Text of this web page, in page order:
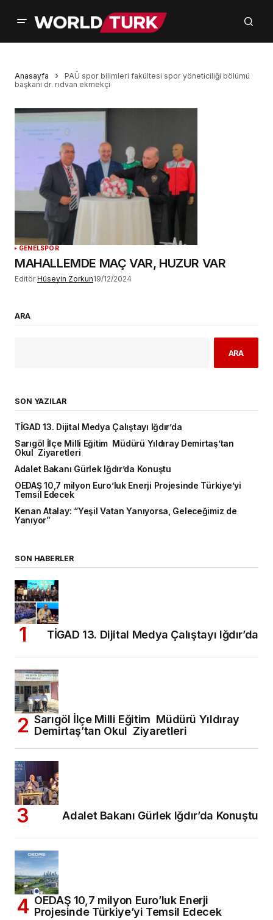
Anasayfa
PAÜ spor bilimleri fakültesi spor yöneticiliği bölümü
başkanı dr. rıdvan ekmekçi
GENELSPOR
MAHALLEMDE MAÇ VAR, HUZUR VAR
Editör Hüseyin Zorkun19/12/2024
ARA
ARA
SON YAZILAR
TİGAD 13. Dijital Medya Çalıştayı Iğdır’da
Sarıgöl İlçe Milli Eğitim Müdürü Yıldıray Demirtaş’tan
Okul Ziyaretleri
Adalet Bakanı Gürlek Iğdır’da Konuştu
OEDAŞ 10,7 milyon Euro’luk Enerji Projesinde Türkiye’yi
Temsil Edecek
Kenan Atalay: “Yeşil Vatan Yanıyorsa, Geleceğimiz de
Yanıyor”
SON HABERLER
TİGAD 13. Dijital Medya Çalıştayı Iğdır’da
Sarıgöl İlçe Milli Eğitim Müdürü Yıldıray
Demirtaş’tan Okul Ziyaretleri
Adalet Bakanı Gürlek Iğdır’da Konuştu
OEDAŞ 10,7 milyon Euro’luk Enerji
Projesinde Türkiye’yi Temsil Edecek